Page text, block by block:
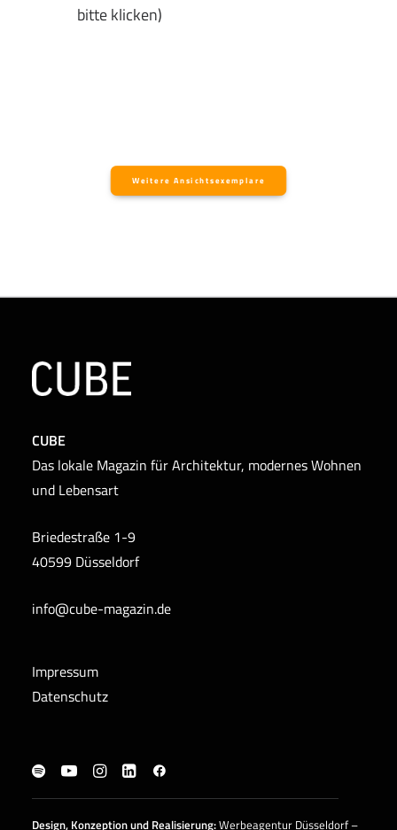
bitte klicken)
Weitere Ansichtsexemplare
CUBE
Das lokale Magazin für Architektur, modernes Wohnen
und Lebensart
Briedestraße 1-9
40599 Düsseldorf
info@cube-magazin.de
Impressum
Datenschutz
Design, Konzeption und Realisierung:Werbeagentur Düsseldorf –